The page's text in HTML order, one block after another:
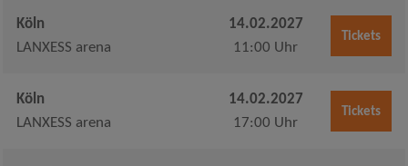
Köln
LANXESS arena
14.02.2027
11:00 Uhr
Tickets
Köln
LANXESS arena
14.02.2027
17:00 Uhr
Tickets